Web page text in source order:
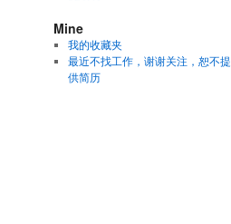
Mine
我的收藏夹
最近不找工作，谢谢关注，恕不提
供简历